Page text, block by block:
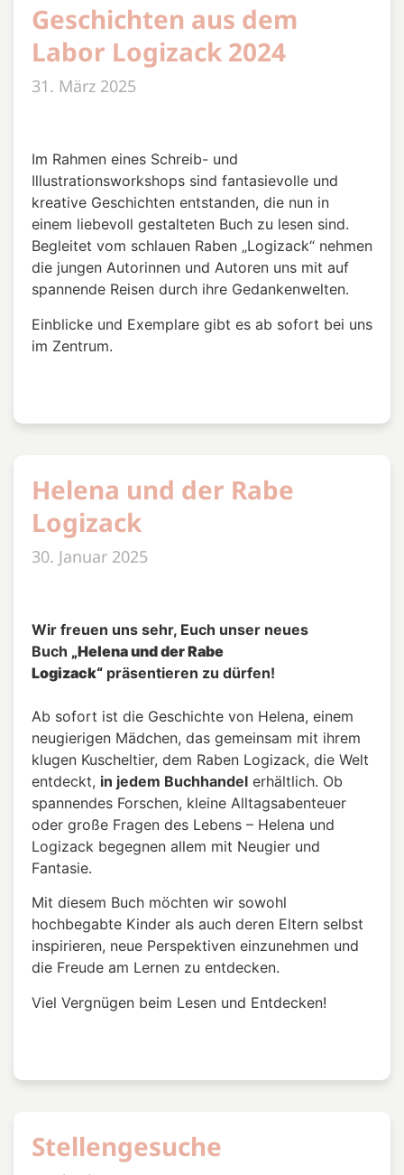
Geschichten aus dem
Labor Logizack 2024
31. März 2025
Im Rahmen eines Schreib- und
Illustrationsworkshops sind fantasievolle und
kreative Geschichten entstanden, die nun in
einem liebevoll gestalteten Buch zu lesen sind.
Begleitet vom schlauen Raben „Logizack“ nehmen
die jungen Autorinnen und Autoren uns mit auf
spannende Reisen durch ihre Gedankenwelten.
Einblicke und Exemplare gibt es ab sofort bei uns
im Zentrum.
Helena und der Rabe
Logizack
30. Januar 2025
Wir freuen uns sehr, Euch unser neues
Buch „Helena und der Rabe
Logizack“ präsentieren zu dürfen!
Ab sofort ist die Geschichte von Helena, einem
neugierigen Mädchen, das gemeinsam mit ihrem
klugen Kuscheltier, dem Raben Logizack, die Welt
entdeckt, in jedem Buchhandel erhältlich. Ob
spannendes Forschen, kleine Alltagsabenteuer
oder große Fragen des Lebens – Helena und
Logizack begegnen allem mit Neugier und
Fantasie.
Mit diesem Buch möchten wir sowohl
hochbegabte Kinder als auch deren Eltern selbst
inspirieren, neue Perspektiven einzunehmen und
die Freude am Lernen zu entdecken.
Viel Vergnügen beim Lesen und Entdecken!
Stellengesuche